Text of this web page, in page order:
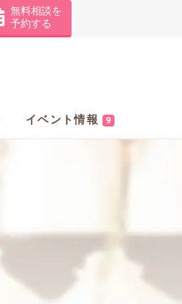
無料相談を
予約する
イベント情報 9